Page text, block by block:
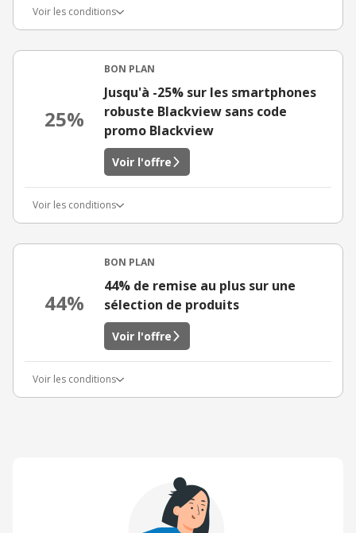
Voir les conditions
25%
BON PLAN
Jusqu'à -25% sur les smartphones
robuste Blackview sans code
promo Blackview
Voir l'offre
Voir les conditions
44%
BON PLAN
44% de remise au plus sur une
sélection de produits
Voir l'offre
Voir les conditions